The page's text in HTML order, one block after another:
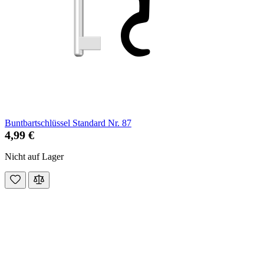
Buntbartschlüssel Standard Nr. 87
4,99 €
Nicht auf Lager